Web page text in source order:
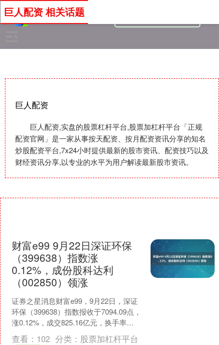
巨人配资
巨人配资,实盘的股票杠杆平台,股票加杠杆平台「正规
配资官网」是一家从事按天配资、按月配资资讯分享的知名
炒股配资平台,7x24小时提供最新的股市资讯、配资技巧以及
财经资讯分享,以专业的水平为用户解读最新股市资讯。
巨人配资 相关话题
财富e99 9月22日深证环保
（399638）指数涨
0.12%，成份股科达利
（002850）领涨
证券之星消息财富e99，9月22日，深证
环保（399638）指数报收于7094.09点，
涨0.12%，成交825.16亿元，换手率
1.76%。当日该指数成份股中....
查看： 102 分类： 股票加杠杆平台